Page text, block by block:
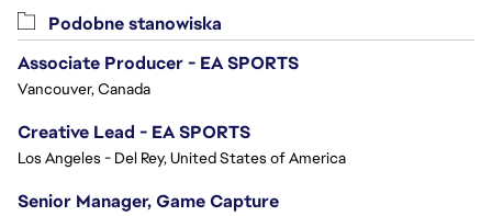
Podobne stanowiska
Associate Producer - EA SPORTS
Vancouver, Canada
Creative Lead - EA SPORTS
Los Angeles - Del Rey, United States of America
Senior Manager, Game Capture